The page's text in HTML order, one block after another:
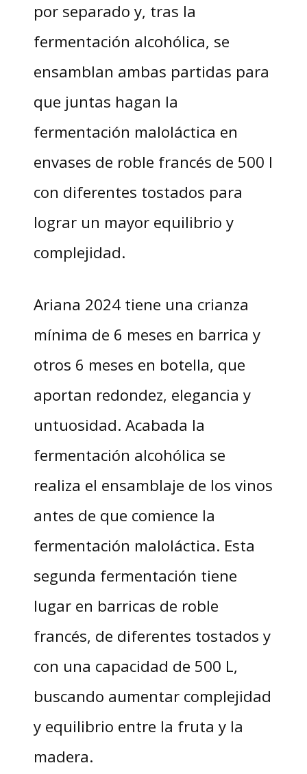
por separado y, tras la
fermentación alcohólica, se
ensamblan ambas partidas para
que juntas hagan la
fermentación maloláctica en
envases de roble francés de 500 l
con diferentes tostados para
lograr un mayor equilibrio y
complejidad.
Ariana 2024 tiene una crianza
mínima de 6 meses en barrica y
otros 6 meses en botella, que
aportan redondez, elegancia y
untuosidad. Acabada la
fermentación alcohólica se
realiza el ensamblaje de los vinos
antes de que comience la
fermentación maloláctica. Esta
segunda fermentación tiene
lugar en barricas de roble
francés, de diferentes tostados y
con una capacidad de 500 L,
buscando aumentar complejidad
y equilibrio entre la fruta y la
madera.